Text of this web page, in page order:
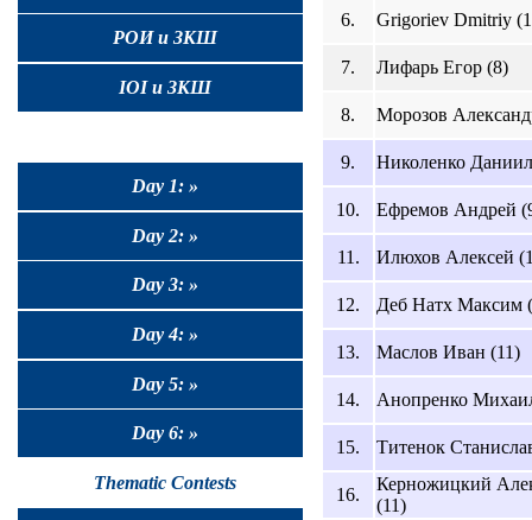
РОИ и ЗКШ
IOI и ЗКШ
Day 1: »
Day 2: »
Day 3: »
Day 4: »
Day 5: »
Day 6: »
Thematic Contests
6. Grigoriev Dmitriy
7. Лифарь Егор (8)
8. Морозов
9. Николенко
10. Ефремов Андрей
11. Илюхов Алексей
12. Деб Натх Максим
13. Маслов Иван (11)
14. Анопренко
15. Титенок
16.
Керножицкий
(11)